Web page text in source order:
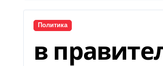
Политика
в